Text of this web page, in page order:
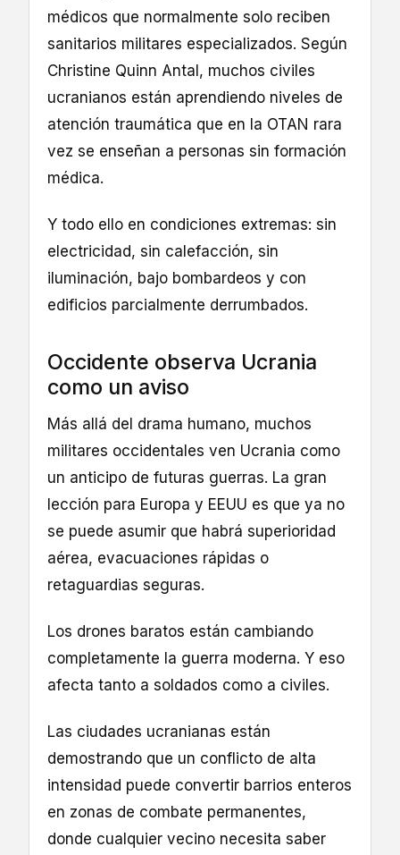
médicos que normalmente solo reciben
sanitarios militares especializados. Según
Christine Quinn Antal, muchos civiles
ucranianos están aprendiendo niveles de
atención traumática que en la OTAN rara
vez se enseñan a personas sin formación
médica.
Y todo ello en condiciones extremas: sin
electricidad, sin calefacción, sin
iluminación, bajo bombardeos y con
edificios parcialmente derrumbados.
Occidente observa Ucrania
como un aviso
Más allá del drama humano, muchos
militares occidentales ven Ucrania como
un anticipo de futuras guerras. La gran
lección para Europa y EEUU es que ya no
se puede asumir que habrá superioridad
aérea, evacuaciones rápidas o
retaguardias seguras.
Los drones baratos están cambiando
completamente la guerra moderna. Y eso
afecta tanto a soldados como a civiles.
Las ciudades ucranianas están
demostrando que un conflicto de alta
intensidad puede convertir barrios enteros
en zonas de combate permanentes,
donde cualquier vecino necesita saber